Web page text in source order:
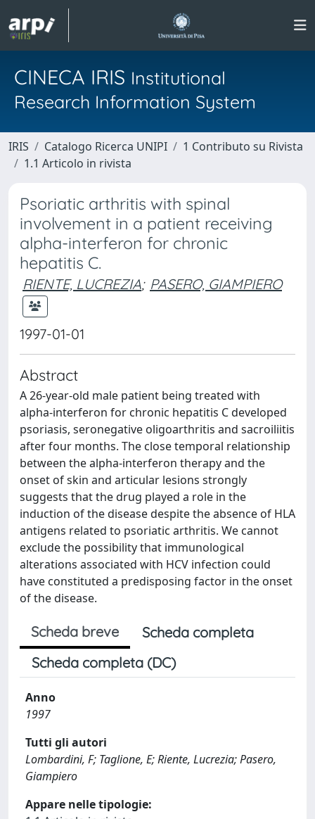
CINECA IRIS Institutional
Research Information System
IRIS Catalogo Ricerca UNIPI
1 Contributo su Rivista
1.1 Articolo in rivista
Psoriatic arthritis with spinal
involvement in a patient receiving
alpha-interferon for chronic
hepatitis C.
RIENTE, LUCREZIA; PASERO, GIAMPIERO
1997-01-01
Abstract
A 26-year-old male patient being treated with
alpha-interferon for chronic hepatitis C developed
psoriasis, seronegative oligoarthritis and sacroiliitis
after four months. The close temporal relationship
between the alpha-interferon therapy and the
onset of skin and articular lesions strongly
suggests that the drug played a role in the
induction of the disease despite the absence of HLA
antigens related to psoriatic arthritis. We cannot
exclude the possibility that immunological
alterations associated with HCV infection could
have constituted a predisposing factor in the onset
of the disease.
Scheda breve
Scheda completa
Scheda completa (DC)
Anno
1997
Tutti gli autori
Lombardini, F; Taglione, E; Riente, Lucrezia; Pasero,
Giampiero
Appare nelle tipologie: